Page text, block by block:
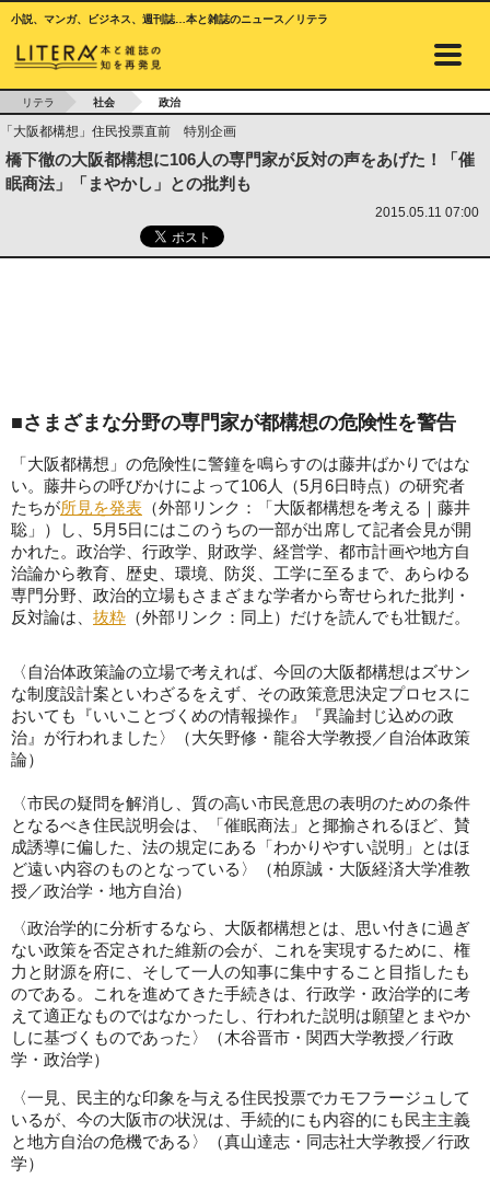
小説、マンガ、ビジネス、週刊誌…本と雑誌のニュース／リテラ
リテラ 社会 政治
「大阪都構想」住民投票直前 特別企画
橋下徹の大阪都構想に106人の専門家が反対の声をあげた！「催
眠商法」「まやかし」との批判も
2015.05.11 07:00
■さまざまな分野の専門家が都構想の危険性を警告
「大阪都構想」の危険性に警鐘を鳴らすのは藤井ばかりではな
い。藤井らの呼びかけによって106人（5月6日時点）の研究者
たちが所見を発表 （外部リンク：「大阪都構想を考える｜藤井
聡」）し、5月5日にはこのうちの一部が出席して記者会見が開
かれた。政治学、行政学、財政学、経営学、都市計画や地方自
治論から教育、歴史、環境、防災、工学に至るまで、あらゆる
専門分野、政治的立場もさまざまな学者から寄せられた批判・
反対論は、 抜粋 （外部リンク：同上）だけを読んでも壮観だ。
〈自治体政策論の立場で考えれば、今回の大阪都構想はズサン
な制度設計案といわざるをえず、その政策意思決定プロセスに
おいても『いいことづくめの情報操作』『異論封じ込めの政
治』が行われました〉（大矢野修・龍谷大学教授／自治体政策
論）
〈市民の疑問を解消し、質の高い市民意思の表明のための条件
となるべき住民説明会は、「催眠商法」と揶揄されるほど、賛
成誘導に偏した、法の規定にある「わかりやすい説明」とはほ
ど遠い内容のものとなっている〉（柏原誠・大阪経済大学准教
授／政治学・地方自治）
〈政治学的に分析するなら、大阪都構想とは、思い付きに過ぎ
ない政策を否定された維新の会が、これを実現するために、権
力と財源を府に、そして一人の知事に集中すること目指したも
のである。これを進めてきた手続きは、行政学・政治学的に考
えて適正なものではなかったし、行われた説明は願望とまやか
しに基づくものであった〉（木谷晋市・関西大学教授／行政
学・政治学）
〈一見、民主的な印象を与える住民投票でカモフラージュして
いるが、今の大阪市の状況は、手続的にも内容的にも民主主義
と地方自治の危機である〉（真山達志・同志社大学教授／行政
学）